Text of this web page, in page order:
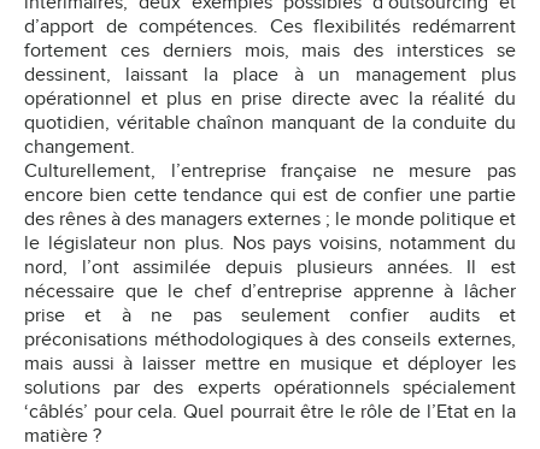
d’apport de compétences. Ces flexibilités redémarrent
fortement ces derniers mois, mais des interstices se
dessinent, laissant la place à un management plus
opérationnel et plus en prise directe avec la réalité du
quotidien, véritable chaînon manquant de laconduite du
changement.
Culturellement, l’entreprise française ne mesure pas
encore bien cette tendance qui est de confier une partie
des rênes à des managers externes ; le monde politique et
le législateur non plus. Nos pays voisins, notamment du
nord, l’ont assimilée depuis plusieurs années. Il est
nécessaire que le chef d’entreprise apprenne à lâcher
prise et à ne pas seulement confier audits et
préconisations méthodologiques à des conseils externes,
mais aussi à laisser mettre en musique et déployer les
solutions par des experts opérationnels spécialement
‘câblés’ pour cela. Quel pourrait être le rôle de l’Etat en la
matière ?